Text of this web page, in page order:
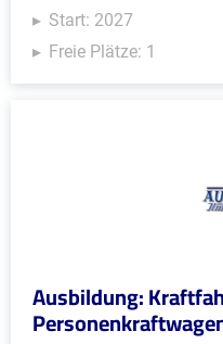
Start: 2027
Freie Plätze: 1
Ausbildung: